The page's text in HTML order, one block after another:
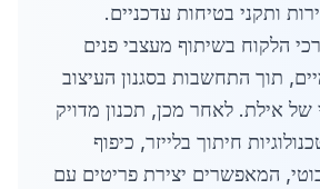
ותקני בטיחות עדכניים.
הלקוח בשיתוף מעצבי פנים
תוך התחשבות בסגנון העיצוב
של אילת. לאחר מכן, תכנון מדויק
חיתוך בלייזר, כיפוף
המאפשרים יצירת פריטים עם